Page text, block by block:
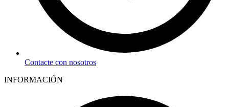
Contacte con nosotros
INFORMACIÓN